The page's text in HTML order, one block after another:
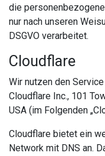
die
nur nach unseren
DSGVO verarbeitet.
Cloudflare
Wir nutzen den
Cloudflare Inc., 101
USA (im Folgenden
Cloudflare bietet ein
Network mit DNS an.